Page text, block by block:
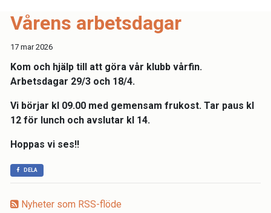
Nyheter som RSS-flöde
Vårens arbetsdagar
17 mar 2026
Kom och hjälp till att göra vår klubb vårfin.
Arbetsdagar 29/3 och 18/4.
Vi börjar kl 09.00 med gemensam frukost. Tar paus kl
12 för lunch och avslutar kl 14.
Hoppas vi ses!!
DELA